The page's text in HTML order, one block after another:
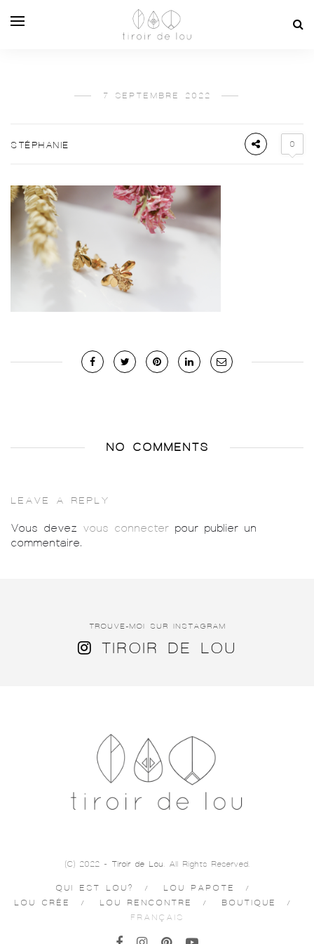
7 SEPTEMBRE 2022
STÉPHANIE 0
NO COMMENTS
LEAVE A REPLY
Vous devez vous connecter pour publier un
commentaire.
TROUVE-MOI SUR INSTAGRAM
TIROIR DE LOU
(C) 2022 - Tiroir de Lou. All Rights Reserved.
QUI EST LOU?
LOU PAPOTE
LOU CRÉE
LOU RENCONTRE
BOUTIQUE
FRANÇAIS